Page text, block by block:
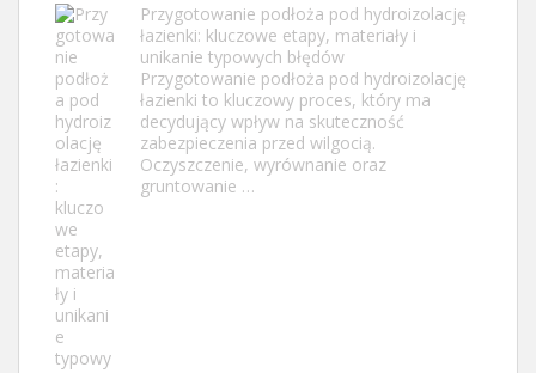
Przygotowanie podłoża pod hydroizolację
łazienki: kluczowe etapy, materiały i
unikanie typowych błędów
Przygotowanie podłoża pod hydroizolację
łazienki to kluczowy proces, który ma
decydujący wpływ na skuteczność
zabezpieczenia przed wilgocią.
Oczyszczenie, wyrównanie oraz
gruntowanie …